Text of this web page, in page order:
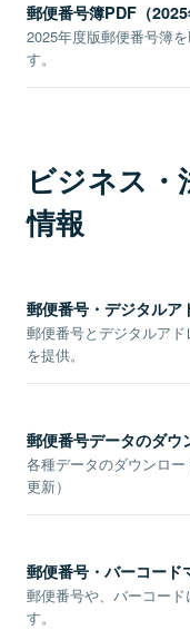
郵便番号簿PDF（2025
2025年度版郵便番号簿
す。
ビジネス
情報
郵便番号・デジタルア
郵便番号とデジタルア
を提供。
郵便番号データのダウ
各種データのダウンロ
更新）
郵便番号・バーコード
郵便番号や、バーコー
す。